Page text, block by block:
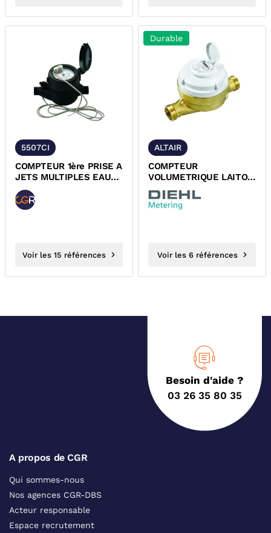
5507CI
COMPTEUR 1ère PRISE A
JETS MULTIPLES EAU
FROIDE COMPOSITE
CADRAN SEC...
Voir les 15 références
Durable
ALTAIR
COMPTEUR
VOLUMETRIQUE LAITON
EAU FROIDE/CHAUDE A
CADRAN SEC ALTAIR
V4...
Voir les 6 références
Besoin d'aide ?
03 26 35 80 35
A propos de CGR
Qui sommes-nous
Nos agences CGR-DBS
Acteur responsable
Espace recrutement